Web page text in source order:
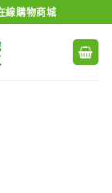
線購物商城